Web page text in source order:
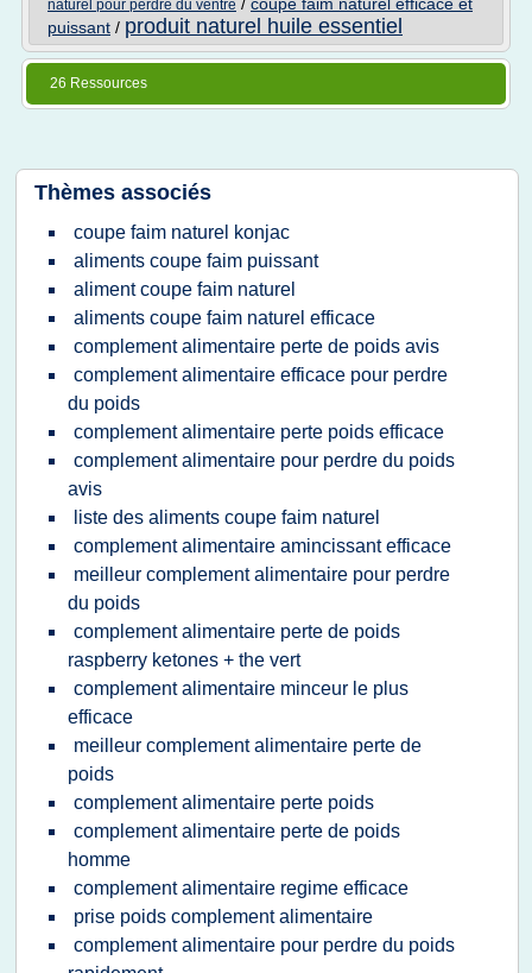
naturel pour perdre du ventre
puissant / produit naturel huile essentiel
26 Ressources
Thèmes associés
coupe faim naturel konjac
aliments coupe faim puissant
aliment coupe faim naturel
aliments coupe faim naturel efficace
complement alimentaire perte de poids avis
complement alimentaire efficace pour perdre
du poids
complement alimentaire perte poids efficace
complement alimentaire pour perdre du poids
avis
liste des aliments coupe faim naturel
complement alimentaire amincissant efficace
meilleur complement alimentaire pour perdre
du poids
complement alimentaire perte de poids
raspberry ketones + the vert
complement alimentaire minceur le plus
efficace
meilleur complement alimentaire perte de
poids
complement alimentaire perte poids
complement alimentaire perte de poids
homme
complement alimentaire regime efficace
prise poids complement alimentaire
complement alimentaire pour perdre du poids